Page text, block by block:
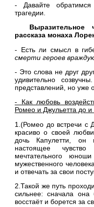
- Давайте обратимся
трагедии.
Выразительное
рассказа монаха
- Есть ли смысл в
смерти героев
- Это слова не друг
удивительно
представлений, но уже
- Как любовь
Ромео и Джульетта до и
1.(Ромео до встречи с
красиво о своей
дочь Капулетти, он
настоящее
мечтательного
мужественного
и отвечать за свои
2.Такой же путь
сильнее: сначала
восстаёт и борется за